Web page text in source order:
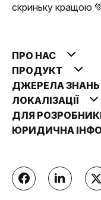
скриньку кращою
ПРО НАС
ПРОДУКТ
ДЖЕРЕЛА ЗНАНЬ
ЛОКАЛІЗАЦІЇ
ДЛЯ
ЮРИДИЧНА